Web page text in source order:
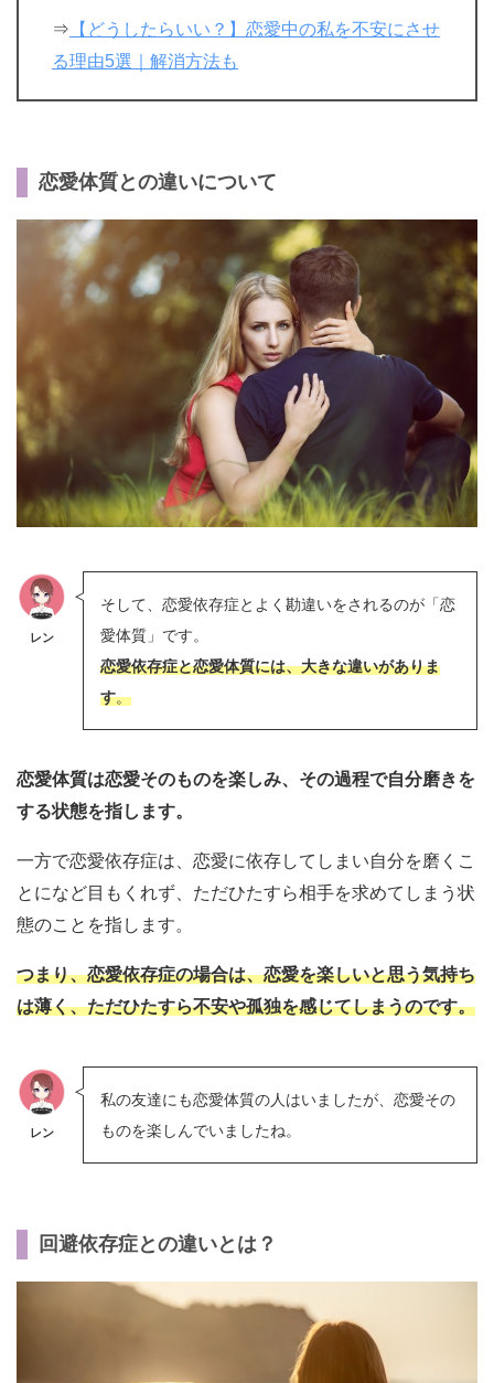
⇒ 【どうしたらいい？】恋愛中の私を不安にさせ
る理由5選｜解消方法も
恋愛体質との違いについて
レン
そして、恋愛依存症とよく勘違いをされるのが「恋
愛体質」です。
恋愛依存症と恋愛体質には、大きな違いがありま
す。
恋愛体質は恋愛そのものを楽しみ、その過程で自分磨きを
する状態を指します。
一方で恋愛依存症は、恋愛に依存してしまい自分を磨くこ
とになど目もくれず、ただひたすら相手を求めてしまう状
態のことを指します。
つまり、恋愛依存症の場合は、恋愛を楽しいと思う気持ち
は薄く、ただひたすら不安や孤独を感じてしまうのです。
レン
私の友達にも恋愛体質の人はいましたが、恋愛その
ものを楽しんでいましたね。
回避依存症との違いとは？